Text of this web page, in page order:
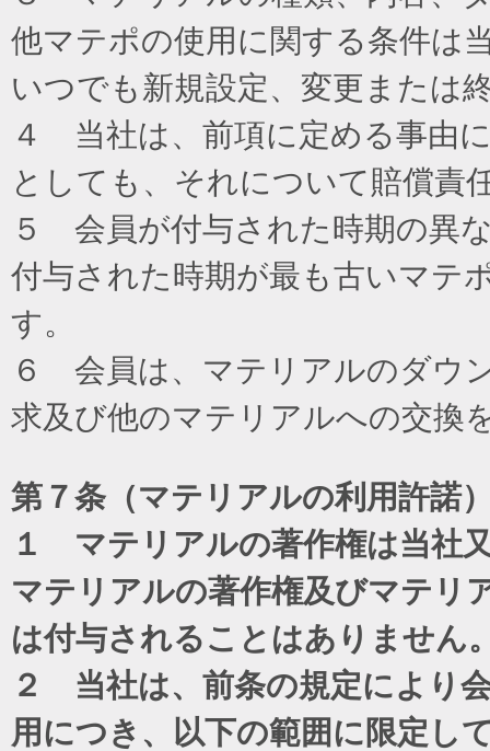
他マテポの使用に関する条件は
いつでも新規設定、変更または
４ 当社は、前項に定める事由
としても、それについて賠償責
５ 会員が付与された時期の異
付与された時期が最も古いマテ
す。
６ 会員は、マテリアルのダウ
求及び他のマテリアルへの交換
第７条（マテリアルの利用許諾
１ マテリアルの著作権は当社
マテリアルの著作権及びマテリ
は付与されることはありません
２ 当社は、前条の規定により
用につき、以下の範囲に限定し